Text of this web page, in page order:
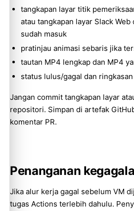
tangkapan layar titik
atau tangkapan layar Slack
sudah masuk
pratinjau animasi sebaris jika
tautan MP4 lengkap dan MP4
status lulus/gagal dan
Jangan commit tangkapan layar
repositori. Simpan di artefak
komentar PR.
Penanganan
Jika alur kerja gagal sebelum VM
tugas Actions terlebih dahulu.